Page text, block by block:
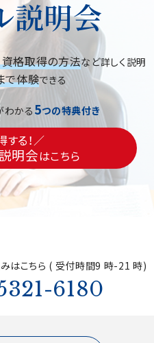
説明会
資格取得の方法など詳しく説明
で体験できる
わかる 5つの特典付き
する！／
明会はこちら
はこちら ( 受付時間9 時-21 時)
6180